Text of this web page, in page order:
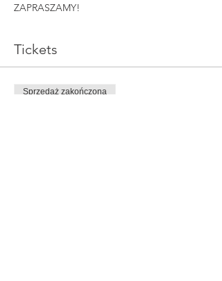
ZAPRASZAMY!
Tickets
Sprzedaż zakończona